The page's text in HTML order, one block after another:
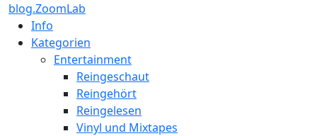
blog.ZoomLab
Info
Kategorien
Entertainment
Reingeschaut
Reingehört
Reingelesen
Vinyl und Mixtapes